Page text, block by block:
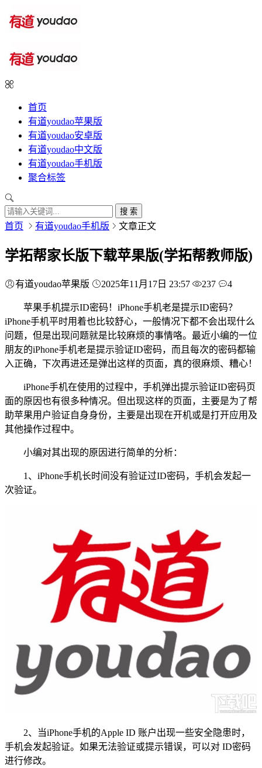
首页
有道youdao苹果版
有道youdao安卓版
有道youdao中文版
有道youdao手机版
聚合标签
搜 索
首页 有道youdao手机版 文章正文
学拓帮家长版下载苹果版(学拓帮教师版)
有道youdao苹果版 2025年11月17日 23:57 237 4
苹果手机提示ID密码！iPhone手机老是提示ID密码？
iPhone手机平时用着也比较舒心，一般情况下都不会出现什么
问题，但是出现问题就是比较麻烦的事情咯。最近小编的一位
朋友的iPhone手机老是提示验证ID密码，而且每次的密码都输
入正确，下次再进还是弹出这样的页面，真的很麻烦、糟心！
iPhone手机在使用的过程中，手机弹出提示验证ID密码页
面的原因也有很多种情况。但出现这样的页面，主要是为了帮
助苹果用户验证自身身份，主要是出现在开机或是打开应用及
其他操作过程中。
小编对其出现的原因进行简单的分析：
1、iPhone手机长时间没有验证过ID密码，手机会发起一
次验证。
2、当iPhone手机的Apple ID 账户出现一些安全隐患时，
手机会发起验证。如果无法验证或提示错误，可以对 ID密码
进行修改。